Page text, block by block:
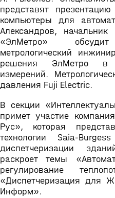
представят
компьютеры для
Александров,
«ЭлМетро»
метрологический
решения ЭлМетро в
измерений.
давления Fuji Electric.
В секции
примет участие
Рус», которая
технологии Saia-
диспетчеризации
раскроет темы
регулирование
«Диспетчеризация для
Информ».